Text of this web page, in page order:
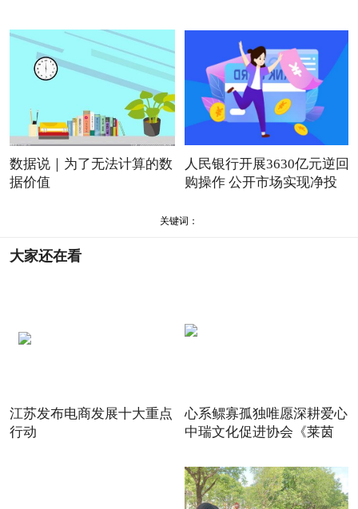
数据说｜为了无法计算的数
据价值
人民银行开展3630亿元逆回
购操作 公开市场实现净投
关键词：
大家还在看
江苏发布电商发展十大重点
行动
心系鳏寡孤独唯愿深耕爱心
中瑞文化促进协会《莱茵